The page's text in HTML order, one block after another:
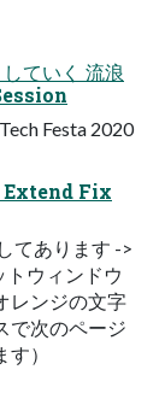
ていく 流浪
Festa 2020
Extend Fix
てあります ->
トウィンドウ
レンジの⽂字
で次のページ
）